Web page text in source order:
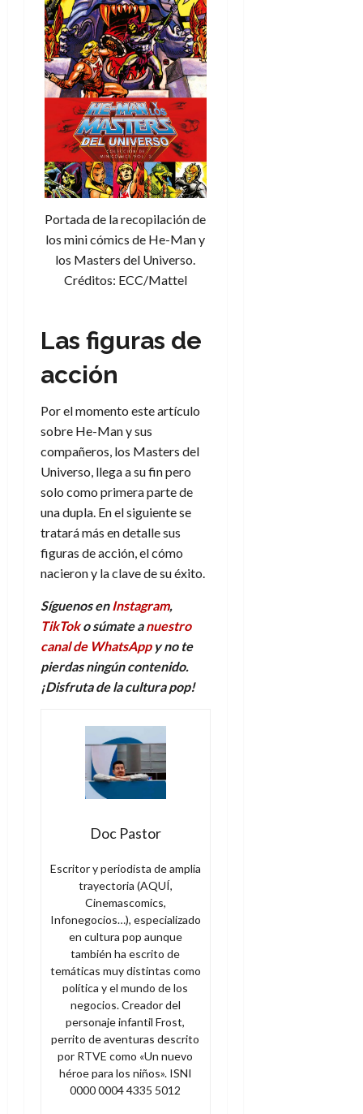
Portada de la recopilación de
los mini cómics de He-Man y
los Masters del Universo.
Créditos: ECC/Mattel
Las figuras de
acción
Por el momento este artículo
sobre He-Man y sus
compañeros, los Masters del
Universo, llega a su fin pero
solo como primera parte de
una dupla. En el siguiente se
tratará más en detalle sus
figuras de acción, el cómo
nacieron y la clave de su éxito.
Síguenos enInstagram,
TikToko súmate anuestro
canal de WhatsAppy no te
pierdas ningún contenido.
¡Disfruta de laculturapop!
Doc Pastor
Escritor y periodista de amplia
trayectoria (AQUÍ,
Cinemascomics,
Infonegocios…), especializado
en cultura pop aunque
también ha escrito de
temáticas muy distintas como
política y el mundo de los
negocios. Creador del
personaje infantil Frost,
perrito de aventuras descrito
por RTVE como «Un nuevo
héroe para los niños». ISNI
0000 0004 4335 5012